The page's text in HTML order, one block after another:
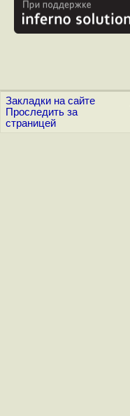
Закладки на сайте
Проследить за
страницей